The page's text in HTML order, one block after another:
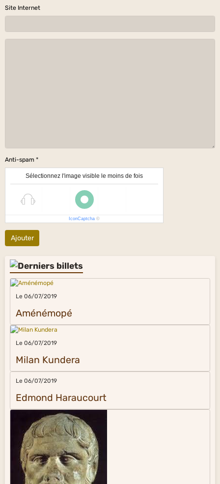
Site Internet
Anti-spam
Sélectionnez l'image visible le moins de fois
IconCaptcha ©
Ajouter
Le 06/07/2019
Aménémopé
Le 06/07/2019
Milan Kundera
Le 06/07/2019
Edmond Haraucourt